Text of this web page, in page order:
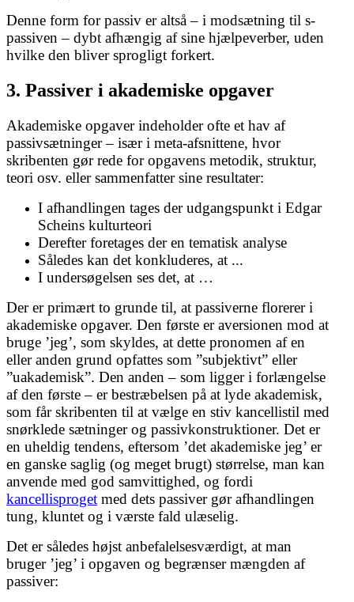
Denne form for passiv er altså – i modsætning til s-
passiven – dybt afhængig af sine hjælpeverber, uden
hvilke den bliver sprogligt forkert.
3. Passiver i akademiske opgaver
Akademiske opgaver indeholder ofte et hav af
passivsætninger – især i meta-afsnittene, hvor
skribenten gør rede for opgavens metodik, struktur,
teori osv. eller sammenfatter sine resultater:
I afhandlingen tages der udgangspunkt i Edgar
Scheins kulturteori
Derefter foretages der en tematisk analyse
Således kan det konkluderes, at ...
I undersøgelsen ses det, at …
Der er primært to grunde til, at passiverne florerer i
akademiske opgaver. Den første er aversionen mod at
bruge ’jeg’, som skyldes, at dette pronomen af en
eller anden grund opfattes som ”subjektivt” eller
”uakademisk”. Den anden – som ligger i forlængelse
af den første – er bestræbelsen på at lyde akademisk,
som får skribenten til at vælge en stiv kancellistil med
snørklede sætninger og passivkonstruktioner. Det er
en uheldig tendens, eftersom ’det akademiske jeg’ er
en ganske saglig (og meget brugt) størrelse, man kan
anvende med god samvittighed, og fordi
kancellisproget med dets passiver gør afhandlingen
tung, kluntet og i værste fald ulæselig.
Det er således højst anbefalelsesværdigt, at man
bruger ’jeg’ i opgaven og begrænser mængden af
passiver: